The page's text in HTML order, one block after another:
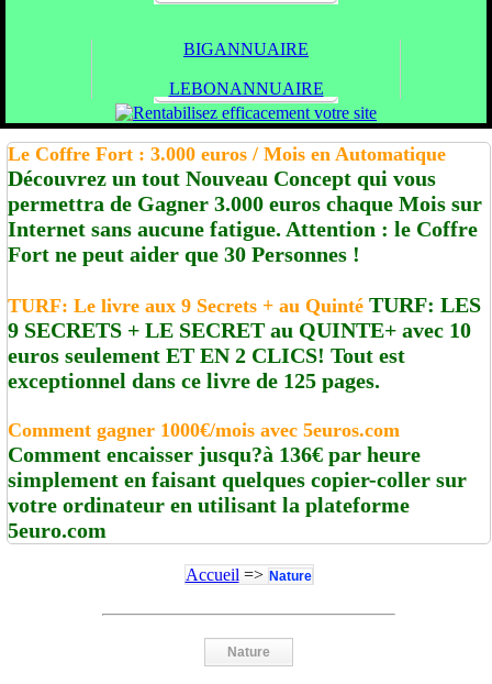
BIGANNUAIRE
LEBONANNUAIRE
Le Coffre Fort : 3.000 euros / Mois en Automatique
Découvrez un tout Nouveau Concept qui vous
permettra de Gagner 3.000 euros chaque Mois sur
Internet sans aucune fatigue. Attention : le Coffre
Fort ne peut aider que 30 Personnes !
TURF: Le livre aux 9 Secrets + au Quinté TURF: LES
9 SECRETS + LE SECRET au QUINTE+ avec 10
euros seulement ET EN 2 CLICS! Tout est
exceptionnel dans ce livre de 125 pages.
Comment gagner 1000€/mois avec 5euros.com
Comment encaisser jusqu?à 136€ par heure
simplement en faisant quelques copier-coller sur
votre ordinateur en utilisant la plateforme
5euro.com
Accueil => Nature
Nature